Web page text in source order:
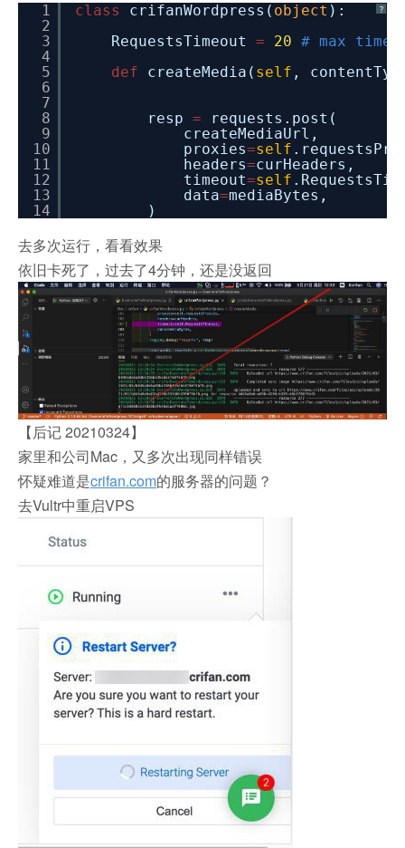
?
1
2
3
4
5
6
7
8
9
10
11
12
13
14
class crifanWordpress( object ):
RequestsTimeout = 20 # max
def
createMedia( self ,
resp =
requests.post(
createMediaUrl,
proxies=self
headers=curHeaders,
timeout=self
data=mediaBytes,
)
去多次运行，看看效果
依旧卡死了，过去了4分钟，还是没返回
【后记 20210324】
家里和公司Mac，又多次出现同样错误
怀疑难道是crifan.com的服务器的问题？
去Vultr中重启VPS